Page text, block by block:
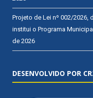
Projeto de Lei nº 002/
institui o Programa
de 2026
DESENVOLVIDO POR